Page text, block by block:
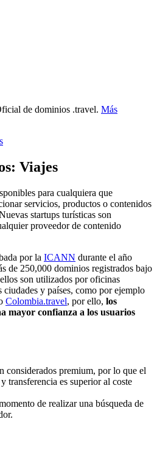
de dominios .travel. Más
Viajes
para cualquiera que
servicios, productos o contenidos
startups turísticas son
proveedor de contenido
por la ICANN durante el año
de 250,000 dominios registrados bajo
son utilizados por oficinas
y países, como por ejemplo
Colombia.travel, por ello, los
mayor confianza a los usuarios
considerados premium, por lo que el
transferencia es superior al coste
de realizar una búsqueda de